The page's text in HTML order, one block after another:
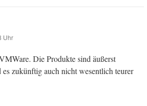
Uhr
Die Produkte sind äußerst
zukünftig auch nicht wesentlich teurer